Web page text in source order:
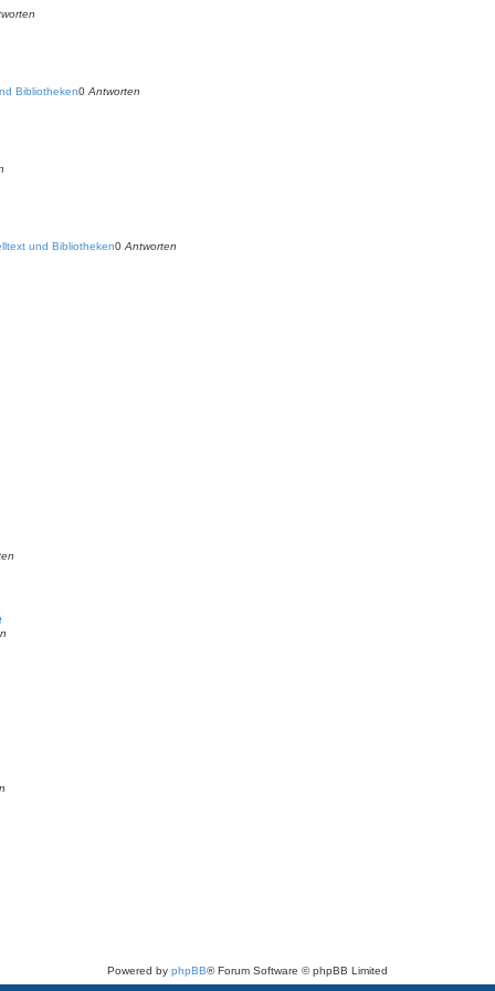
Bibliotheken0 Antworten
und Bibliotheken0 Antworten
Powered by phpBB® Forum Software © phpBB Limited